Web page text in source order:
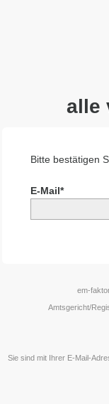
alle
Bitte bestätigen
E-Mail*
em-
Amtsgericht/
Sie sind mit Ihrer E-Mail-